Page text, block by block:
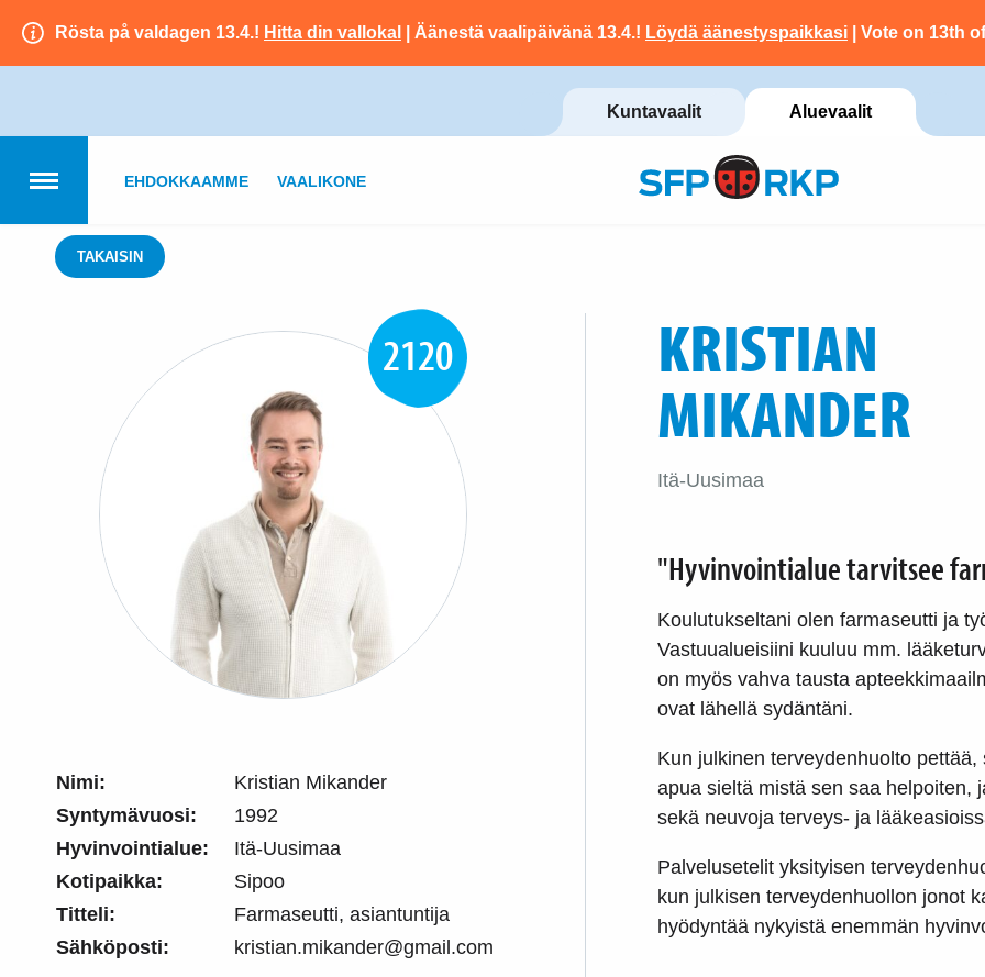
Rösta på valdagen 13.4.! Hitta din vallokal | Äänestä vaalipäivänä 13.4.! Löydä äänestyspaikkasi | Vote on 13th
Kuntavaalit Aluevaalit
EHDOKKAAMME VAALIKONE
TAKAISIN
2120
Nimi:
Kristian Mikander
Syntymävuosi:
1992
Hyvinvointialue:
Itä-Uusimaa
Kotipaikka:
Sipoo
Titteli:
Farmaseutti, asiantuntija
Sähköposti:
kristian.mikander@gmail.com
KRISTIAN
MIKANDER
Itä-Uusimaa
"Hyvinvointialue tarvitsee
Koulutukseltani olen farmaseutti ja
Vastuualueisiini kuuluu mm.
on myös vahva tausta
ovat lähellä sydäntäni.
Kun julkinen terveydenhuolto
apua sieltä mistä sen saa helpoiten,
sekä neuvoja terveys- ja
Palvelusetelit yksityisen
kun julkisen terveydenhuollon jonot
hyödyntää nykyistä enemmän